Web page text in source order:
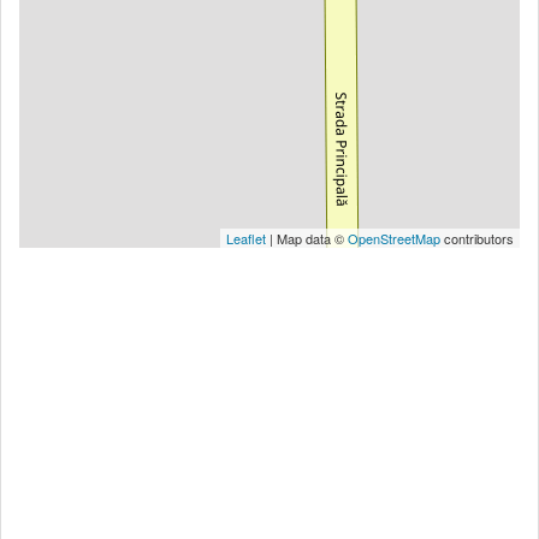
Leaflet | Map data ©OpenStreetMapcontributors